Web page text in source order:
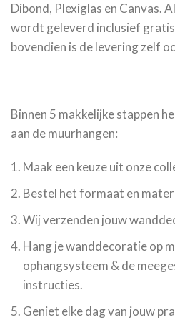
Dibond, Plexiglas en Canvas.
wordt geleverd inclusief
bovendien is de levering zelf
Binnen 5 makkelijke stappen
aan de muurhangen:
Maak een keuze uit onze
Bestel het formaat en
Wij verzenden jouw
Hang je wanddecoratie op
ophangsysteem & de
instructies.
Geniet elke dag van jouw